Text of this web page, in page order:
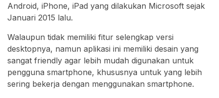
Android, iPhone, iPad yang dilakukan Microsoft sejak
Januari 2015 lalu.
Walaupun tidak memiliki fitur selengkap versi
desktopnya, namun aplikasi ini memiliki desain yang
sangat friendly agar lebih mudah digunakan untuk
pengguna smartphone, khususnya untuk yang lebih
sering bekerja dengan menggunakan smartphone.